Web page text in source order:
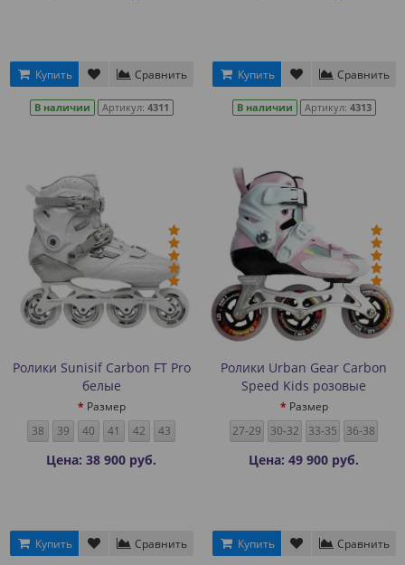
Купить Сравнить
В наличии Артикул: 4311
Купить Сравнить
В наличии Артикул: 4313
Ролики Sunisif Carbon FT Pro
белые
Размер
38
39 40 41 42 43
Цена: 38 900 руб.
Купить Сравнить
Ролики Urban Gear Carbon
Speed Kids розовые
Размер
27-29
30-32 33-35 36-38
Цена: 49 900 руб.
Купить Сравнить